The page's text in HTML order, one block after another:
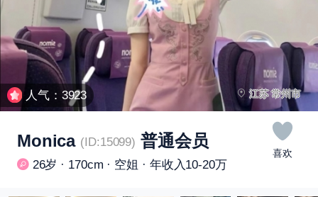
人气：3923 江苏 常州市
Monica (ID:15099) 普通会员
26岁 · 170cm · 空姐 · 年收入10-20万
喜欢